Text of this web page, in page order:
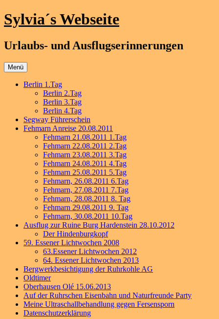
Zum
Inhalt
Sylvia´s Webseite
Urlaubs- und Ausflugserinnerungen
Menü
Berlin 1.Tag
Berlin 2.Tag
Berlin 3.Tag
Berlin 4.Tag
Segway Führerschein
Fehmarn Anreise 20.08.2011
Fehmarn 21.08.2011 1.Tag
Fehmarn 22.08.2011 2.Tag
Fehmarn 23.08.2011 3.Tag
Fehmarn 24.08.2011 4.Tag
Fehmarn 25.08.2011 5.Tag
Fehmarn, 26.08.2011 6.Tag
Fehmarn, 27.08.2011 7.Tag
Fehmarn, 28.08.2011 8. Tag
Fehmarn 29.08.2011 9. Tag
Fehmarn, 30.08.2011 10.Tag
Ausflug zur Ruine Burg Hardenstein 28.10.2012
Der Hindenburgkopf
59. Essener Lichtwochen 2008
63.Essener Lichtwochen 2012
64. Essener Lichtwochen 2013
Bergwerkbesichtigung der Ruhrkohle AG
Oldtimer
Oberhausen Olé 15.06.2013
Auf der Ruhrschen Eisenbahn und Naturfreunde Party
Meine Ultraschallbehandlung gegen Fersensporn
Datenschutzerklärung